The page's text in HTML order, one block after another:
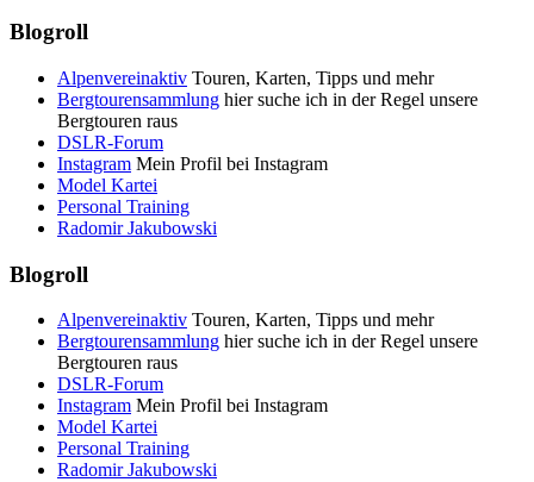
Blogroll
Alpenvereinaktiv Touren, Karten, Tipps und mehr
Bergtourensammlung hier suche ich in der Regel unsere
Bergtouren raus
DSLR-Forum
Instagram Mein Profil bei Instagram
Model Kartei
Personal Training
Radomir Jakubowski
Blogroll
Alpenvereinaktiv Touren, Karten, Tipps und mehr
Bergtourensammlung hier suche ich in der Regel unsere
Bergtouren raus
DSLR-Forum
Instagram Mein Profil bei Instagram
Model Kartei
Personal Training
Radomir Jakubowski